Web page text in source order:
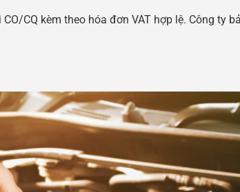
CQ kèm theo hóa đơn VAT hợp lệ. Công ty